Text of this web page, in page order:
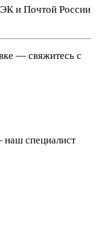
и Почтой России
— свяжитесь с
наш специалист